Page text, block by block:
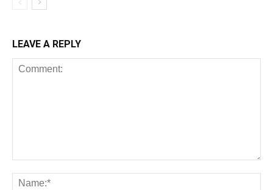
LEAVE A REPLY